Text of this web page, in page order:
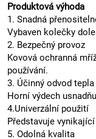
Produktová výhoda
1. Snadná
Vybaven kolečky
2. Bezpečný provoz
Kovová ochranná
používání.
3. Účinný odvod tepla
Horní výdech
4.Univerzální použití
Představuje
5. Odolná kvalita